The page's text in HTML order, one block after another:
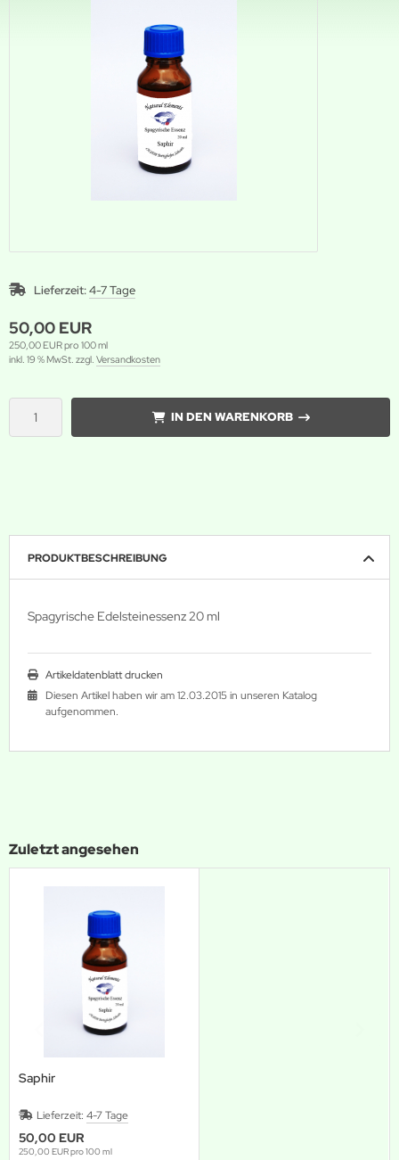
Lieferzeit:4-7 Tage
50,00 EUR
250,00 EUR pro 100 ml
inkl. 19 % MwSt. zzgl. Versandkosten
IN DEN WARENKORB
PRODUKTBESCHREIBUNG
Spagyrische Edelsteinessenz 20 ml
Artikeldatenblatt drucken
Diesen Artikel haben wir am 12.03.2015 in unseren Katalog
aufgenommen.
Zuletzt angesehen
Saphir
Lieferzeit: 4-7 Tage
50,00 EUR
250,00 EUR pro 100 ml